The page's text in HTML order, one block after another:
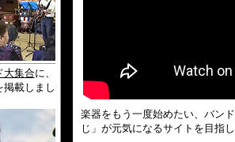
大集合に、
掲載しまし
楽器をもう一度始めたい、バン
じ」が元気になるサイトを目指